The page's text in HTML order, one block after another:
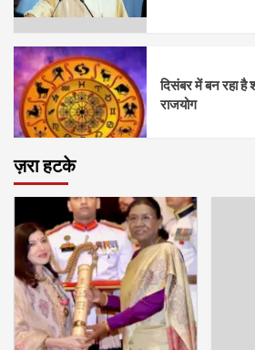
दिसंबर में बन रहा है
राजयोग
ज़रा हटके